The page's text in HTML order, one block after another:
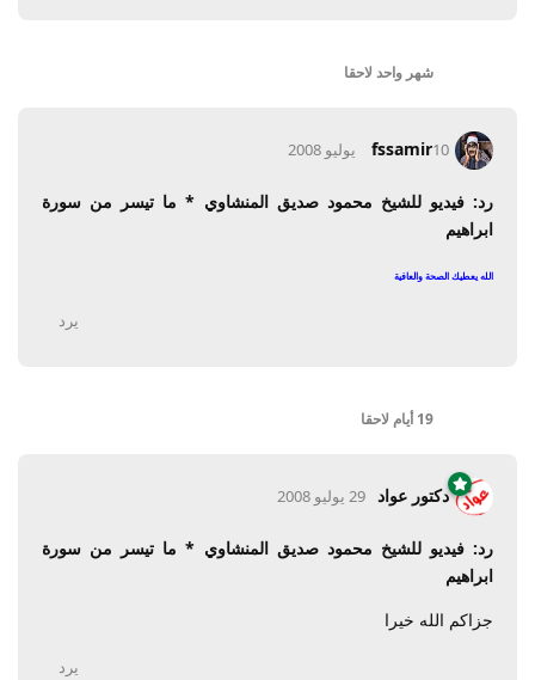
شهر واحد لاحقا
fssamir10 يوليو 2008
رد: فيديو للشيخ محمود صديق المنشاوي * ما تيسر من سورة
ابراهيم
الله يعطيك الصحة والعافية
يرد
19 أيام لاحقا
دكتور عواد 29 يوليو 2008
رد: فيديو للشيخ محمود صديق المنشاوي * ما تيسر من سورة
ابراهيم
جزاكم الله خيرا
يرد